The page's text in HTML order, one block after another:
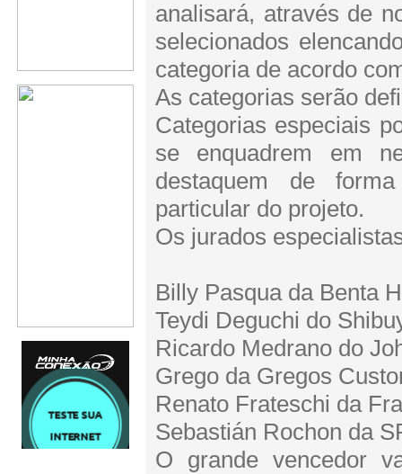
analisará, através de
selecionados
categoria de acordo
As categorias serão
Categorias especiais
se enquadrem em
destaquem de
particular do projeto.
Os jurados
Billy Pasqua da Benta
Teydi Deguchi do
Ricardo Medrano do
Grego da Gregos
Renato Frateschi da
Sebastián Rochon da
O grande vencedor